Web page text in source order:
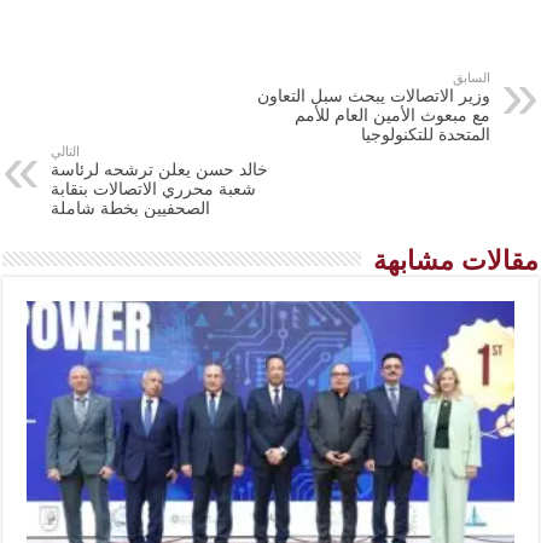
السابق
وزير الاتصالات يبحث سبل التعاون
مع مبعوث الأمين العام للأمم
المتحدة للتكنولوجيا
التالي
خالد حسن يعلن ترشحه لرئاسة
شعبة محرري الاتصالات بنقابة
الصحفيين بخطة شاملة
مقالات مشابهة